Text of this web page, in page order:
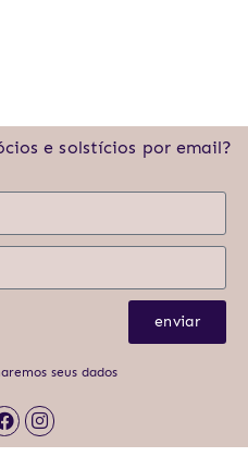
e solstícios por email?
enviar
seus dados